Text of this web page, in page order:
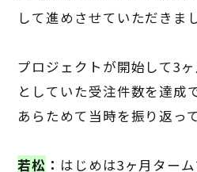
して進めさせていただきま
プロジェクトが開始して3
としていた受注件数を達成
あらためて当時を振り返っ
若松 ： はじめは3ヶ月ター